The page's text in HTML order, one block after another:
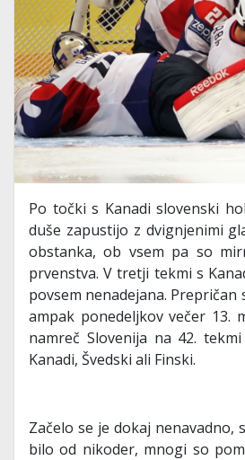
Po točki s Kanadi slovenski
duše zapustijo z dvignjenimi
obstanka, ob vsem pa so
prvenstva. V tretji tekmi s
povsem nenadejana.
ampak ponedeljkov večer 13.
namreč Slovenija na 42.
Kanadi, Švedski ali Finski.
Začelo se je dokaj nenavadno,
bilo od nikoder, mnogi so